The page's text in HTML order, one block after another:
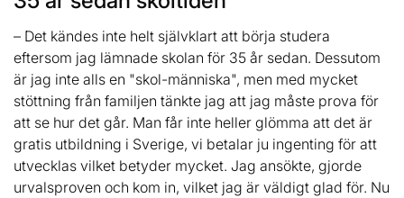
– Det kändes inte helt självklart att börja studera
eftersom jag lämnade skolan för 35 år sedan. Dessutom
är jag inte alls en "skol-människa", men med mycket
stöttning från familjen tänkte jag att jag måste prova för
att se hur det går. Man får inte heller glömma att det är
gratis utbildning i Sverige, vi betalar ju ingenting för att
utvecklas vilket betyder mycket. Jag ansökte, gjorde
urvalsproven och kom in, vilket jag är väldigt glad för. Nu